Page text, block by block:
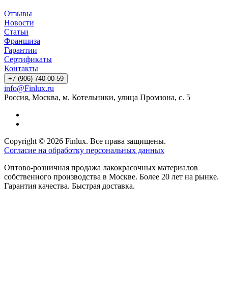
Отзывы
Новости
Статьи
Франшиза
Гарантии
Сертификаты
Контакты
+7 (906) 740-00-59
info@Finlux.ru
Россия, Москва, м. Котельники, улица Промзона, с. 5
Copyright © 2026 Finlux. Все права защищены.
Согласие на обработку персональных данных
Оптово-розничная продажа лакокрасочных материалов
собственного производства в Москве. Более 20 лет на рынке.
Гарантия качества. Быстрая доставка.